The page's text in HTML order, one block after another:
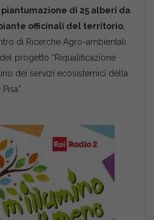
piantumazione di 25 alberi da
officinali del territorio
di Ricerche Agro-ambientali
del progetto “Riqualificazione
dei servizi ecosistemici della